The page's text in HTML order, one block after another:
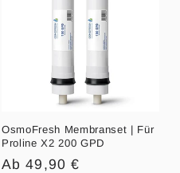
OsmoFresh Membranset | Für
Proline X2 200 GPD
Normaler
Ab 49,90 €